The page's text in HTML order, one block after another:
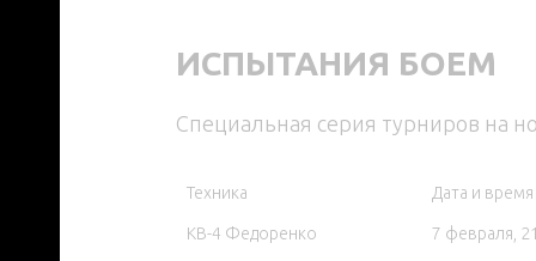
ИСПЫТАНИЯ БОЕМ
Специальная серия турниров на
Техника Дата и
КВ-4 Федоренко 7 февраля,